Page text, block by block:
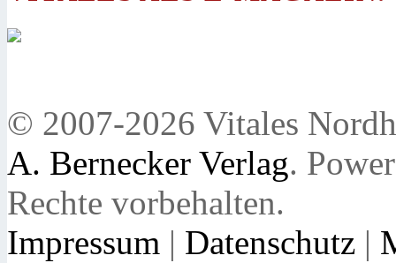
© 2007-2026 Vitales
A. Bernecker Verlag.
Rechte vorbehalten.
Impressum | Datenschutz |